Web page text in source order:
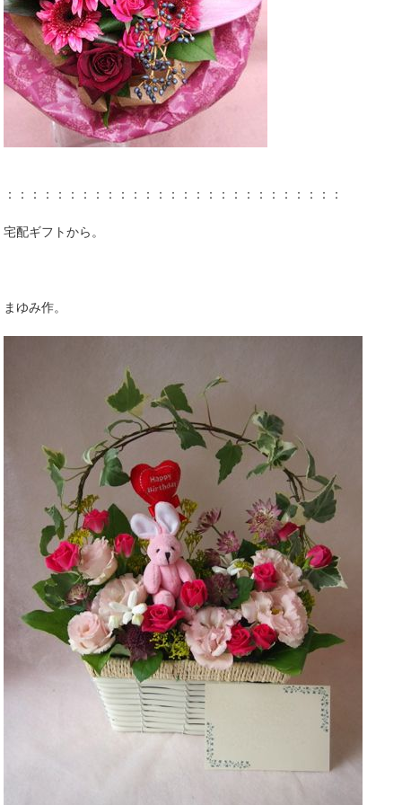
：：：：：：：：：：：：：：：：：：：：：：：：：：：
宅配ギフトから。
まゆみ作。